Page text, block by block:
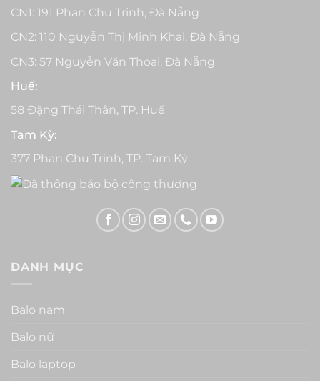
CN1: 191 Phan Chu Trinh, Đà Nẵng
CN2: 110 Nguyễn Thị Minh Khai, Đà Nẵng
CN3: 57 Nguyễn Văn Thoại, Đà Nẵng
Huế:
58 Đặng Thái Thân, TP. Huế
Tam Kỳ:
377 Phan Chu Trinh, TP. Tam Kỳ
DANH MỤC
Balo nam
Balo nữ
Balo laptop